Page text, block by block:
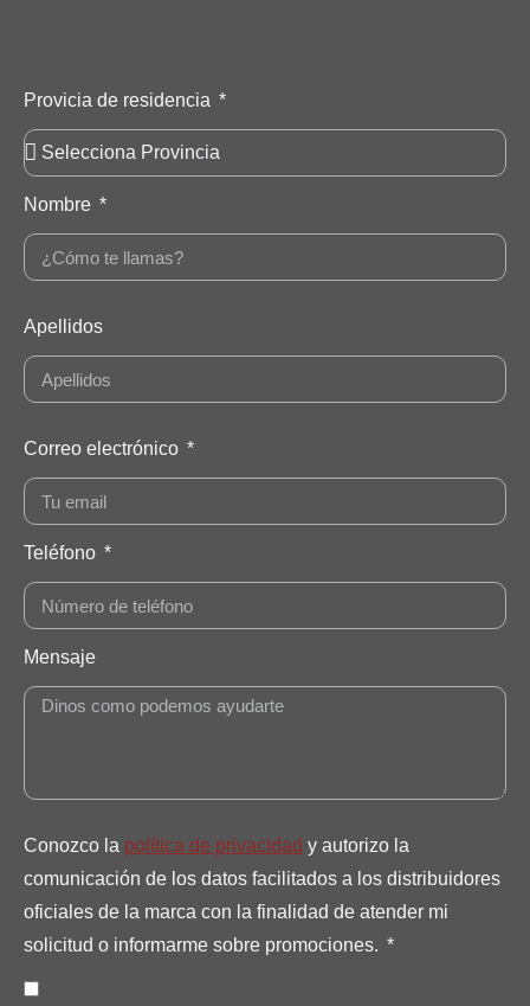
Provicia de residencia
Nombre
Apellidos
Correo electrónico
Teléfono
Mensaje
Conozco la política de privacidad y autorizo la
comunicación de los datos facilitados a los distribuidores
oficiales de la marca con la finalidad de atender mi
solicitud o informarme sobre promociones.